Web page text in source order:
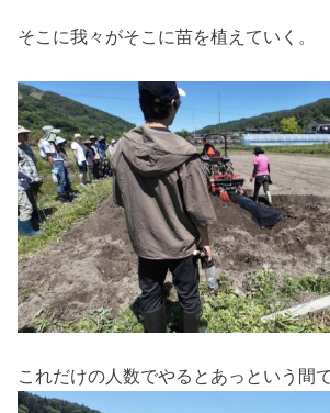
そこに我々がそこに苗を植えていく。
これだけの人数でやるとあっという間で